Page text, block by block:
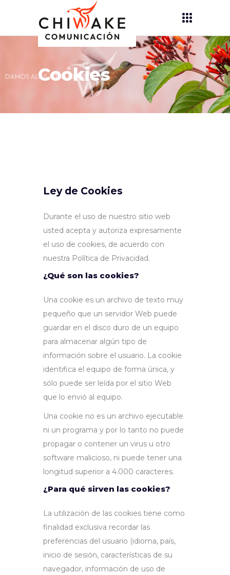
Cookies
Ley de Cookies
Durante el uso de nuestro sitio web
usted acepta y autoriza expresamente
el uso de cookies, de acuerdo con
nuestra Política de Privacidad.
¿Qué son las cookies?
Una cookie es un archivo de texto muy
pequeño que un servidor Web puede
guardar en el disco duro de un equipo
para almacenar algún tipo de
información sobre el usuario. La cookie
identifica el equipo de forma única, y
sólo puede ser leída por el sitio Web
que lo envió al equipo.
Una cookie no es un archivo ejecutable
ni un programa y por lo tanto no puede
propagar o contener un virus u otro
software malicioso, ni puede tener una
longitud superior a 4.000 caracteres.
¿Para qué sirven las cookies?
La utilización de las cookies tiene como
finalidad exclusiva recordar las
preferencias del usuario (idioma, país,
inicio de sesión, características de su
navegador, información de uso de